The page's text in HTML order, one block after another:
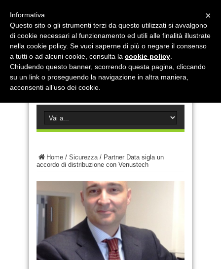
Home / Sicurezza/ Partner Data sigla un
accordo di distribuzione con Venustech
×
Informativa
Questo sito o gli strumenti terzi da questo utilizzati si avvalgono
di cookie necessari al funzionamento ed utili alle finalità illustrate
nella cookie policy. Se vuoi saperne di più o negare il consenso
a tutti o ad alcuni cookie, consulta la cookie policy
Chiudendo questo banner, scorrendo questa pagina, cliccando
su un link o proseguendo la navigazione in altra maniera,
acconsenti all’uso dei cookie.